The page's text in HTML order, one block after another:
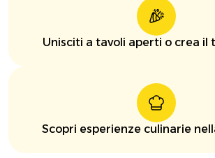
Unisciti a tavoli aperti o crea il
Scopri esperienze culinarie